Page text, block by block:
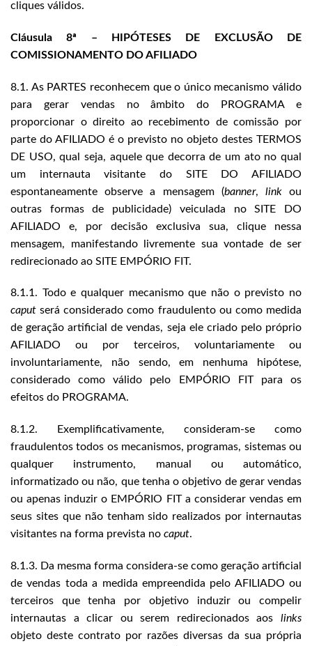
cliques válidos.
Cláusula 8ª – HIPÓTESES DE EXCLUSÃO DE
COMISSIONAMENTO DO AFILIADO
8.1. As PARTES reconhecem que o único mecanismo válido
para gerar vendas no âmbito do PROGRAMA e
proporcionar o direito ao recebimento de comissão por
parte do AFILIADO é o previsto no objeto destes TERMOS
DE USO, qual seja, aquele que decorra de um ato no qual
um internauta visitante do SITE DO AFILIADO
espontaneamente observe a mensagem (banner, linkou
outras formas de publicidade) veiculada no SITE DO
AFILIADO e, por decisão exclusiva sua, clique nessa
mensagem, manifestando livremente sua vontade de ser
redirecionado ao SITE EMPÓRIO FIT.
8.1.1. Todo e qualquer mecanismo que não o previsto no
caput será considerado como fraudulento ou como medida
de geração artificial de vendas, seja ele criado pelo próprio
AFILIADO ou por terceiros, voluntariamente ou
involuntariamente, não sendo, em nenhuma hipótese,
considerado como válido pelo EMPÓRIO FIT para os
efeitos do PROGRAMA.
8.1.2. Exemplificativamente, consideram-se como
fraudulentos todos os mecanismos, programas, sistemas ou
qualquer instrumento, manual ou automático,
informatizado ou não, que tenha o objetivo de gerar vendas
ou apenas induzir o EMPÓRIO FIT a considerar vendas em
seus sites que não tenham sido realizados por internautas
visitantes na forma prevista no caput.
8.1.3. Da mesma forma considera-se como geração artificial
de vendas toda a medida empreendida pelo AFILIADO ou
terceiros que tenha por objetivo induzir ou compelir
internautas a clicar ou serem redirecionados aos links
objeto deste contrato por razões diversas da sua própria